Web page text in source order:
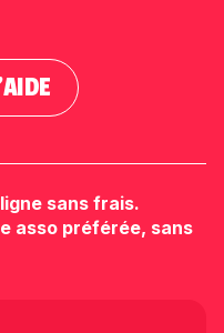
sans frais.
asso préférée, sans